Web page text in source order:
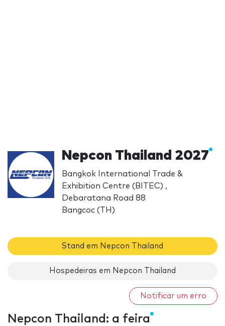
Nepcon Thailand 2027
Bangkok International Trade &
Exhibition Centre (BITEC) ,
Debaratana Road 88
Bangcoc (TH)
Stand em Nepcon Thailand
Hospedeiras em Nepcon Thailand
Notificar um erro
Nepcon Thailand: a feira